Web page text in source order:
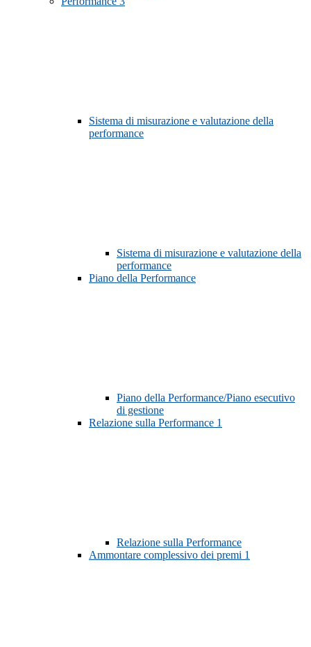
Sistema di misurazione e valutazione della
performance
Sistema di misurazione e valutazione della
performance
Piano della Performance
Piano della Performance/Piano esecutivo
di gestione
Relazione sulla Performance 1
Relazione sulla Performance
Ammontare complessivo dei premi 1